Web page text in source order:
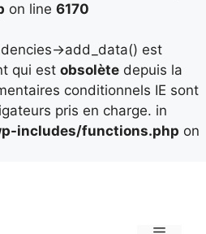
on line 6170
>add_data() est
qui est obsolète depuis la
conditionnels IE sont
pris en charge. in
includes/functions.php on